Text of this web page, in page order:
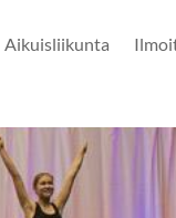
Aikuisliikunta